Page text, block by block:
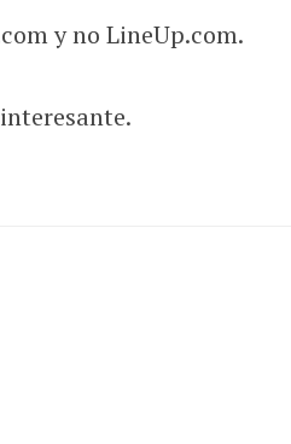
y no LineUp.com.